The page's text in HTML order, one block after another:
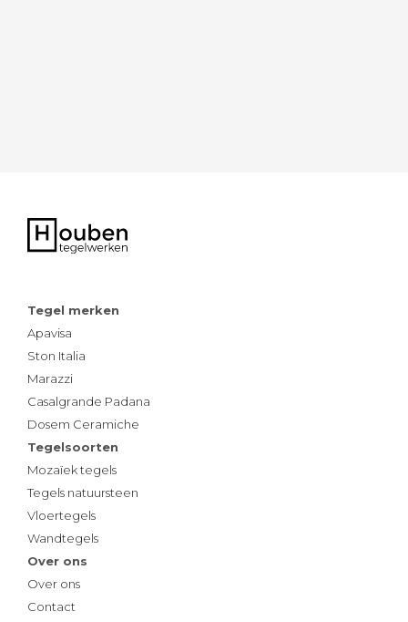
Tegel merken
Apavisa
Ston Italia
Marazzi
Casalgrande Padana
Dosem Ceramiche
Tegelsoorten
Mozaïek tegels
Tegels natuursteen
Vloertegels
Wandtegels
Over ons
Over ons
Contact